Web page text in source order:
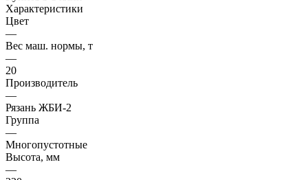
Характеристики
Цвет
—
Вес маш. нормы, т
—
20
Производитель
—
Рязань ЖБИ-2
Группа
—
Многопустотные
Высота, мм
—